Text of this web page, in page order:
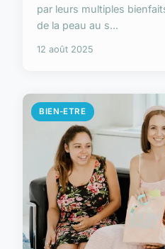
par leurs multiples
de la peau au s...
12 août 2025
BIEN-ETRE